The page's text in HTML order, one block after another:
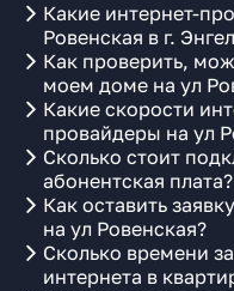
Какие интернет-
Ровенская в г.
Как проверить,
моем доме на ул
Какие скорости
провайдеры на ул
Сколько стоит
абонентская плата?
Как оставить
на ул Ровенская?
Сколько времени
интернета в